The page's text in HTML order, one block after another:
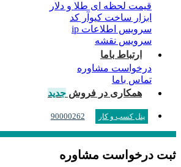
قیمت لحظه ای طلا و دلار
ابزار ساخت کیوآر کد
سرویس اطلاعات ip
سرویس نقشه
ارتباط باما
درخواست مشاوره
تماس باما
همکاری در فروش جدید
پنل کسب و کار 90000262
ثبت درخواست مشاوره